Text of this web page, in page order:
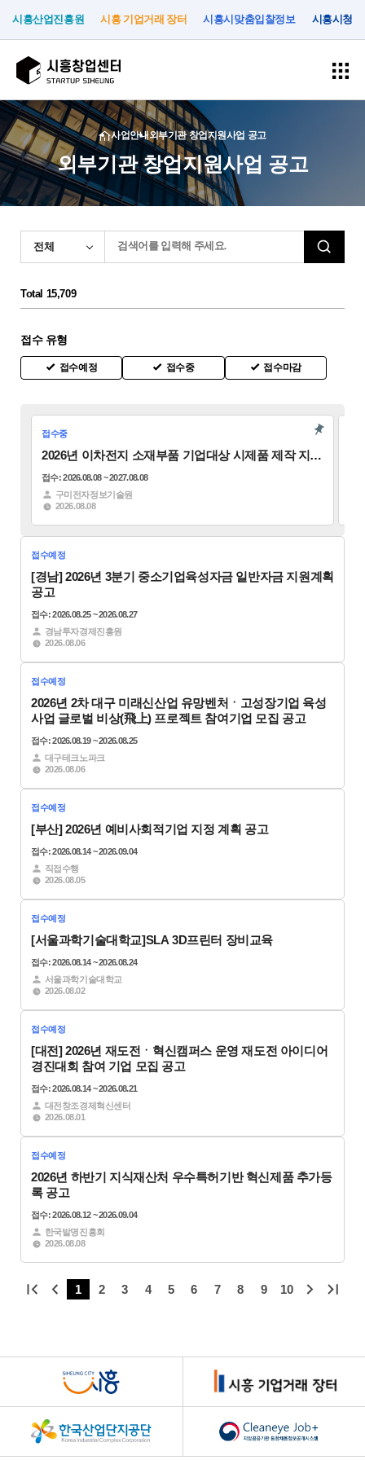
시흥산업진흥원 시흥 기업거래 장터 시흥시맞춤입찰정보 시흥시청
로
그
인
회
원
가
입
사
업
안
흥
시
원
자
담
실
업
교
육
멘
토
링
전
문
단
멘
토
청
전
문
청
외
부
기
관
창
업
지
원
사
업
공
고
입
주
기
주
기
안
내
공
간
개
기
업
개
오
피
입
주
기
업
개
졸
업
기
업
공
간
지
설
대
고
객
지
지
사
의
시
흥
창
센
소
개
사
터
소
개
설
안
내
과
현
황
시
흥
시
창
업
지
기
관
소
개
청
협
업
마
을
한
공
학
대
창
업
보
육
센
터
경
과
학
기
술
대
창
업
보
육
센
서
대
시
흥
캠
퍼
스
창
업
보
육
경
산
학
융
합
원
오
는
길
사업안내외부기관 창업지원사업 공고
외부기관 창업지원사업 공고
Total 15,709
접수 유형
접수예정 접수중 접수마감
접수중
2026년 이차전지 소재부품 기업대상 시제품 제작 지원
프로그램 참여기업 추가 상시모집 공고
접수: 2026.08.08 ~ 2027.08.08
구미전자정보기술원
2026.08.08
접수예정
[경남] 2026년 3분기 중소기업육성자금 일반자금 지원계획
공고
접수: 2026.08.25 ~ 2026.08.27
경남투자경제진흥원
2026.08.06
접수예정
2026년 2차 대구 미래신산업 유망벤처ㆍ고성장기업 육성
사업 글로벌 비상(飛上) 프로젝트 참여기업 모집 공고
접수: 2026.08.19 ~ 2026.08.25
대구테크노파크
2026.08.06
접수예정
[부산] 2026년 예비사회적기업 지정 계획 공고
접수: 2026.08.14 ~ 2026.09.04
직접수행
2026.08.05
접수예정
[서울과학기술대학교]SLA 3D프린터 장비교육
접수: 2026.08.14 ~ 2026.08.24
서울과학기술대학교
2026.08.02
접수예정
[대전] 2026년 재도전ㆍ혁신캠퍼스 운영 재도전 아이디어
경진대회 참여 기업 모집 공고
접수: 2026.08.14 ~ 2026.08.21
대전창조경제혁신센터
2026.08.01
접수예정
2026년 하반기 지식재산처 우수특허기반 혁신제품 추가등
록 공고
접수: 2026.08.12 ~ 2026.09.04
한국발명진흥회
2026.08.08
1 2 3 4 5 6 7 8 9 10